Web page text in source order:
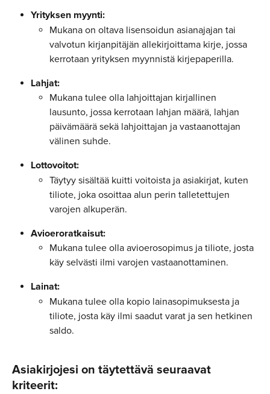
Yrityksen myynti:
Mukana on oltava lisensoidun asianajajan tai
valvotun kirjanpitäjän allekirjoittama kirje, jossa
kerrotaan yrityksen myynnistä kirjepaperilla.
Lahjat:
Mukana tulee olla lahjoittajan kirjallinen
lausunto, jossa kerrotaan lahjan määrä, lahjan
päivämäärä sekä lahjoittajan ja vastaanottajan
välinen suhde.
Lottovoitot:
Täytyy sisältää kuitti voitoista ja asiakirjat, kuten
tiliote, joka osoittaa alun perin talletettujen
varojen alkuperän.
Avioeroratkaisut:
Mukana tulee olla avioerosopimus ja tiliote, josta
käy selvästi ilmi varojen vastaanottaminen.
Lainat:
Mukana tulee olla kopio lainasopimuksesta ja
tiliote, josta käy ilmi saadut varat ja sen hetkinen
saldo.
Asiakirjojesi on täytettävä seuraavat
kriteerit: